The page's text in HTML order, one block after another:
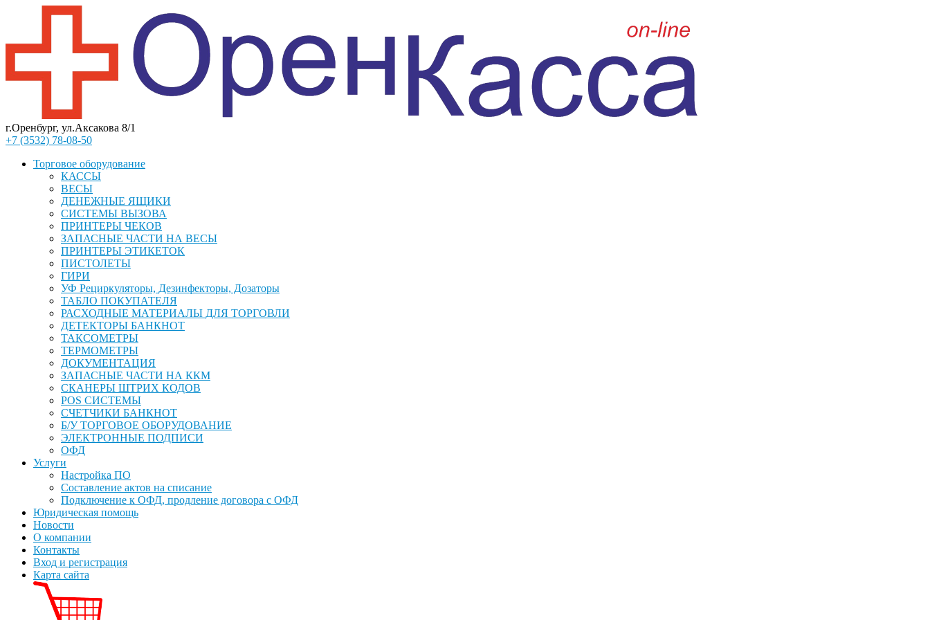
г.Оренбург, ул.Аксакова 8/1
+7 (3532) 78-08-50
Торговое оборудование
КАССЫ
ВЕСЫ
ДЕНЕЖНЫЕ ЯЩИКИ
СИСТЕМЫ ВЫЗОВА
ПРИНТЕРЫ ЧЕКОВ
ЗАПАСНЫЕ ЧАСТИ НА ВЕСЫ
ПРИНТЕРЫ ЭТИКЕТОК
ПИСТОЛЕТЫ
ГИРИ
УФ Рециркуляторы, Дезинфекторы, Дозаторы
ТАБЛО ПОКУПАТЕЛЯ
РАСХОДНЫЕ МАТЕРИАЛЫ ДЛЯ ТОРГОВЛИ
ДЕТЕКТОРЫ БАНКНОТ
ТАКСОМЕТРЫ
ТЕРМОМЕТРЫ
ДОКУМЕНТАЦИЯ
ЗАПАСНЫЕ ЧАСТИ НА ККМ
СКАНЕРЫ ШТРИХ КОДОВ
POS СИСТЕМЫ
СЧЕТЧИКИ БАНКНОТ
Б/У ТОРГОВОЕ ОБОРУДОВАНИЕ
ЭЛЕКТРОННЫЕ ПОДПИСИ
ОФД
Услуги
Настройка ПО
Составление актов на списание
Подключение к ОФД, продление договора с ОФД
Юридическая помощь
Новости
О компании
Контакты
Вход и регистрация
Карта сайта